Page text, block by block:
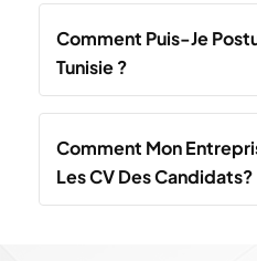
Comment Puis-Je
Tunisie ?
Comment Mon
Les CV Des Candidats?